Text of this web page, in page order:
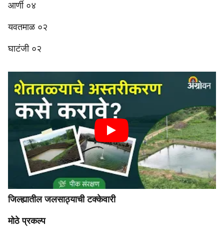
आर्णी ०४
यवतमाळ ०२
घाटंजी ०२
जिल्ह्यातील जलसाठ्याची टक्केवारी
मोठे प्रकल्प